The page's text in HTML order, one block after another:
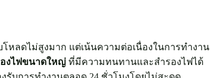
หลดไม่สูงมาก แต่เน้นความต่อเนื่องในการทำงาน
องไฟขนาดใหญ่ ที่มีความทนทานและสำรองไฟได้